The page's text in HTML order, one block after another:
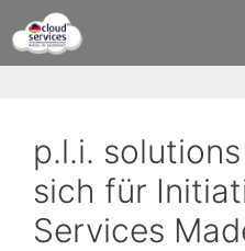
Inhalt
springen
p.l.i.
sich für
Services